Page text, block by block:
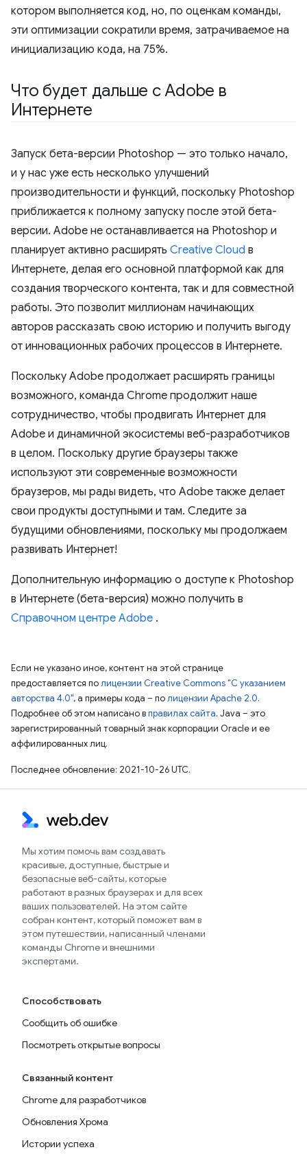
котором выполняется код, но, по оценкам команды,
эти оптимизации сократили время, затрачиваемое на
инициализацию кода, на 75%.
Что будет дальше с Adobe в
Интернете
Запуск бета-версии Photoshop — это только начало,
и у нас уже есть несколько улучшений
производительности и функций, поскольку Photoshop
приближается к полному запуску после этой бета-
версии. Adobe не останавливается на Photoshop и
планирует активно расширять Creative Cloud в
Интернете, делая его основной платформой как для
создания творческого контента, так и для совместной
работы. Это позволит миллионам начинающих
авторов рассказать свою историю и получить выгоду
от инновационных рабочих процессов в Интернете.
Поскольку Adobe продолжает расширять границы
возможного, команда Chrome продолжит наше
сотрудничество, чтобы продвигать Интернет для
Adobe и динамичной экосистемы веб-разработчиков
в целом. Поскольку другие браузеры также
используют эти современные возможности
браузеров, мы рады видеть, что Adobe также делает
свои продукты доступными и там. Следите за
будущими обновлениями, поскольку мы продолжаем
развивать Интернет!
Дополнительную информацию о доступе к Photoshop
в Интернете (бета-версия) можно получить в
Справочном центре Adobe .
Если не указано иное, контент на этой странице
предоставляется полицензии Creative Commons "С указанием
авторства 4.0", а примеры кода – полицензии Apache 2.0.
Подробнее об этом написано вправилах сайта. Java – это
зарегистрированный товарный знак корпорации Oracle и ее
аффилированных лиц.
Последнее обновление: 2021-10-26 UTC.
Мы хотим помочь вам создавать
красивые, доступные, быстрые и
безопасные веб-сайты, которые
работают в разных браузерах и для всех
ваших пользователей. На этом сайте
собран контент, который поможет вам в
этом путешествии, написанный членами
команды Chrome и внешними
экспертами.
Способствовать
Сообщить об ошибке
Посмотреть открытые вопросы
Связанный контент
Chrome для разработчиков
Обновления Хрома
Истории успеха